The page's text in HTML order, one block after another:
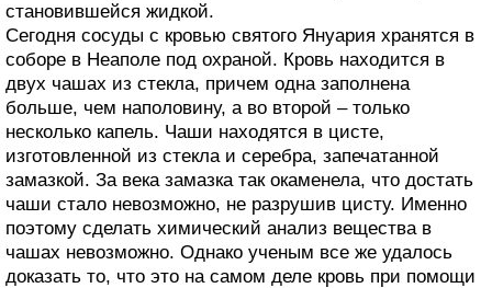
становившейся жидкой.
Сегодня сосуды с кровью святого Януария хранятся в
соборе в Неаполе под охраной. Кровь находится в
двух чашах из стекла, причем одна заполнена
больше, чем наполовину, а во второй – только
несколько капель. Чаши находятся в цисте,
изготовленной из стекла и серебра, запечатанной
замазкой. За века замазка так окаменела, что достать
чаши стало невозможно, не разрушив цисту. Именно
поэтому сделать химический анализ вещества в
чашах невозможно. Однако ученым все же удалось
доказать то, что это на самом деле кровь при помощи